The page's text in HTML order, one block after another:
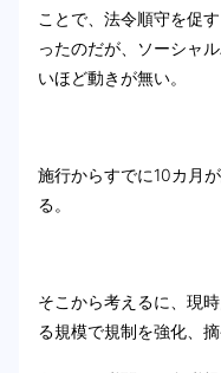
ことで、法令順守を促
ったのだが、ソーシャ
いほど動きが無い。
施行からすでに10カ月
る。
そこから考えるに、現
る規模で規制を強化、